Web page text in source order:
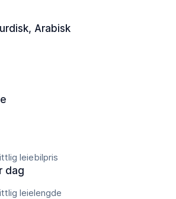
Arabisk
leiebilpris
dag
leielengde